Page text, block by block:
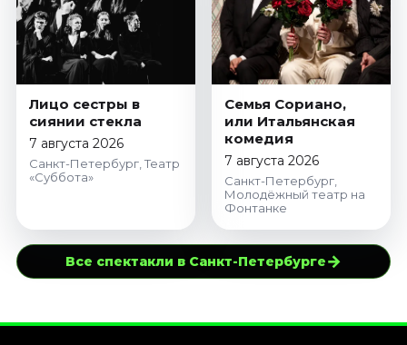
Лицо сестры в
сиянии стекла
7 августа 2026
Санкт-Петербург, Театр
«Суббота»
Семья Сориано,
или Итальянская
комедия
7 августа 2026
Санкт-Петербург,
Молодёжный театр на
Фонтанке
Все спектакли в Санкт-Петербурге→